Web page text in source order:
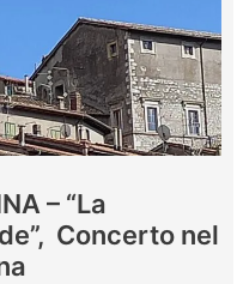
– “La
Concerto nel